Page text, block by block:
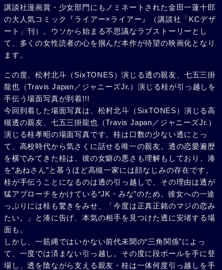
講談社漫画賞・少女部門にもノミネートされた金田一蓮十郎
の大人気コミック『ライアー×ライアー』（講談社「KCデザ
ート」刊）。ウソから始まる不思議なラブストーリーとし
て、多くの女性読者の心を掴んだ本作が待望の映画化となり
ます。
この度、松村北斗（SixTONES）演じる透の親友、七五三掛
龍也（Travis Japan／ジャニーズJr.）演じる桂が引っ越しを
手伝う場面写真が到着!!!
今回到着した場面写真は、松村北斗（SixTONES）演じる高
槻透の親友、七五三掛龍也（Travis Japan／ジャニーズJr.）
演じる桂孝昭の場面写真です。桂は口数の少ない透にとっ
て、高校時代から気さくに話せる唯一の親友。透の恋愛遍歴
を横でみてきた桂は、彼の女癖の悪さも理解もしており、湊
を“あねさん”と慕うほど高槻一家には顔なじみの存在です。
桂が手伝うことになるのは透の引っ越しで、その理由は透が
猛アプローチをかけている“JK・みな”のため。彼女への一途
っぷりには桂も驚きをみせ、「今度は正真正銘のマジの恋み
たい。」と湊に告げ、本気の相手を見つけた透に安堵する場
面も。
しかし、一筋縄ではいかない前代未聞の“三角関係”によっ
て、一度では済まない引っ越し。その度に段ボールを手に登
場し、透を陰ながら支える親友・桂は一体何度引っ越しを手